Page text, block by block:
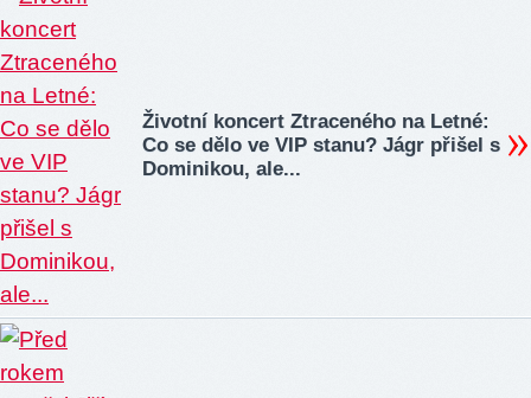
Životní koncert Ztraceného na Letné:
Co se dělo ve VIP stanu? Jágr přišel s
Dominikou, ale...